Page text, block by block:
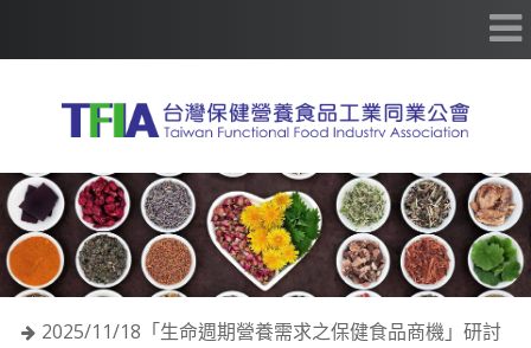
2025/11/18「生命週期營養需求之保健食品商機」研討